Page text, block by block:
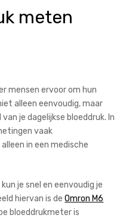
meten
mensen ervoor om hun
alleen eenvoudig, maar
je dagelijkse bloeddruk. In
vaak
in een medische
je snel en eenvoudig je
hiervan is deOmron M6
bloeddrukmeter is